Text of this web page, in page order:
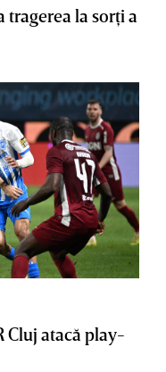
tragerea la sorţi a
Cluj atacă play-